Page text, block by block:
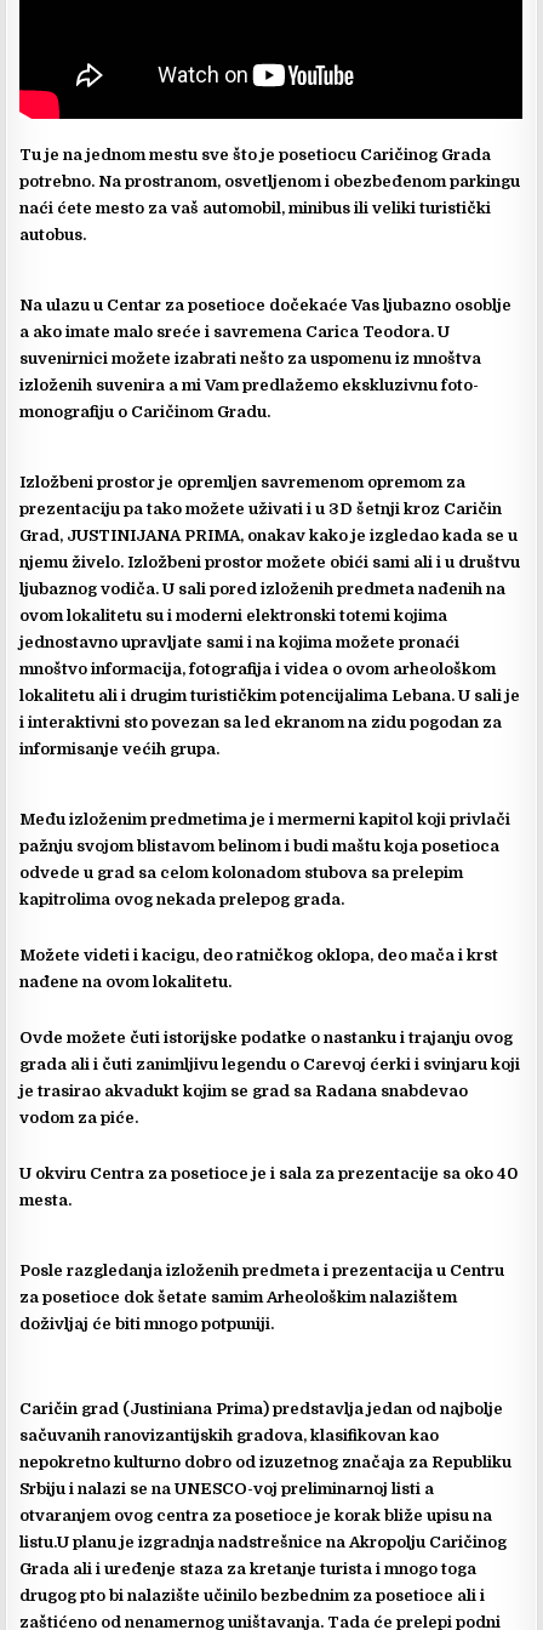
Tu je na jednom mestu sve što je posetiocu Caričinog Grada
potrebno. Na prostranom, osvetljenom i obezbeđenom parkingu
naći ćete mesto za vaš automobil, minibus ili veliki turistički
autobus.
Na ulazu u Centar za posetioce dočekaće Vas ljubazno osoblje
a ako imate malo sreće i savremena Carica Teodora. U
suvenirnici možete izabrati nešto za uspomenu iz mnoštva
izloženih suvenira a mi Vam predlažemo ekskluzivnu foto-
monografiju o Caričinom Gradu.
Izložbeni prostor je opremljen savremenom opremom za
prezentaciju pa tako možete uživati i u 3D šetnji kroz Caričin
Grad, JUSTINIJANA PRIMA, onakav kako je izgledao kada se u
njemu živelo. Izložbeni prostor možete obići sami ali i u društvu
ljubaznog vodiča. U sali pored izloženih predmeta nađenih na
ovom lokalitetu su i moderni elektronski totemi kojima
jednostavno upravljate sami i na kojima možete pronaći
mnoštvo informacija, fotografija i videa o ovom arheološkom
lokalitetu ali i drugim turističkim potencijalima Lebana. U sali je
i interaktivni sto povezan sa led ekranom na zidu pogodan za
informisanje većih grupa.
Među izloženim predmetima je i mermerni kapitol koji privlači
pažnju svojom blistavom belinom i budi maštu koja posetioca
odvede u grad sa celom kolonadom stubova sa prelepim
kapitrolima ovog nekada prelepog grada.
Možete videti i kacigu, deo ratničkog oklopa, deo mača i krst
nađene na ovom lokalitetu.
Ovde možete čuti istorijske podatke o nastanku i trajanju ovog
grada ali i čuti zanimljivu legendu o Carevoj ćerki i svinjaru koji
je trasirao akvadukt kojim se grad sa Radana snabdevao
vodom za piće.
U okviru Centra za posetioce je i sala za prezentacije sa oko 40
mesta.
Posle razgledanja izloženih predmeta i prezentacija u Centru
za posetioce dok šetate samim Arheološkim nalazištem
doživljaj će biti mnogo potpuniji.
Caričin grad (Justiniana Prima) predstavlja jedan od najbolje
sačuvanih ranovizantijskih gradova, klasifikovan kao
nepokretno kulturno dobro od izuzetnog značaja za Republiku
Srbiju i nalazi se na UNESCO-voj preliminarnoj listi a
otvaranjem ovog centra za posetioce je korak bliže upisu na
listu.U planu je izgradnja nadstrešnice na Akropolju Caričinog
Grada ali i uređenje staza za kretanje turista i mnogo toga
drugog pto bi nalazište učinilo bezbednim za posetioce ali i
zaštićeno od nenamernog uništavanja. Tada će prelepi podni